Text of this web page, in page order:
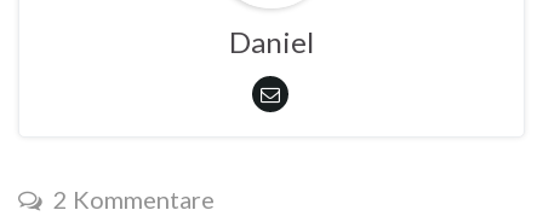
Daniel
2 Kommentare